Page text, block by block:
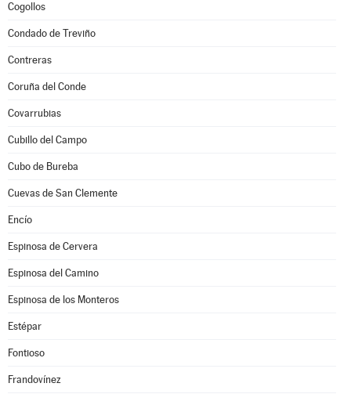
Cogollos
Condado de Treviño
Contreras
Coruña del Conde
Covarrubias
Cubillo del Campo
Cubo de Bureba
Cuevas de San Clemente
Encío
Espinosa de Cervera
Espinosa del Camino
Espinosa de los Monteros
Estépar
Fontioso
Frandovínez